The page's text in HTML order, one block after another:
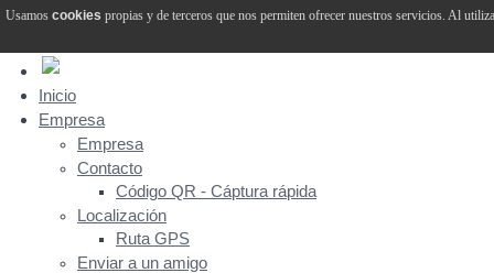
Inicio
Empresa
Empresa
Contacto
Código QR - Cáptura rápida
Localización
Ruta GPS
Enviar a un amigo
Usamos cookies propias y de terceros que nos permiten ofrecer nuestros servicios. Al